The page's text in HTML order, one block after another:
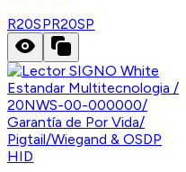
R20SPR20SP
HID